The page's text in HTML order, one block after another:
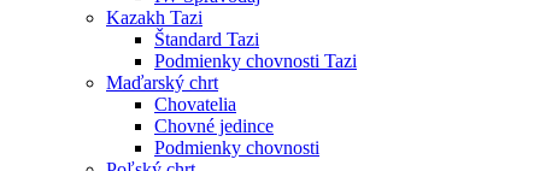
Kazakh Tazi
Štandard Tazi
Podmienky chovnosti Tazi
Maďarský chrt
Chovatelia
Chovné jedince
Podmienky chovnosti